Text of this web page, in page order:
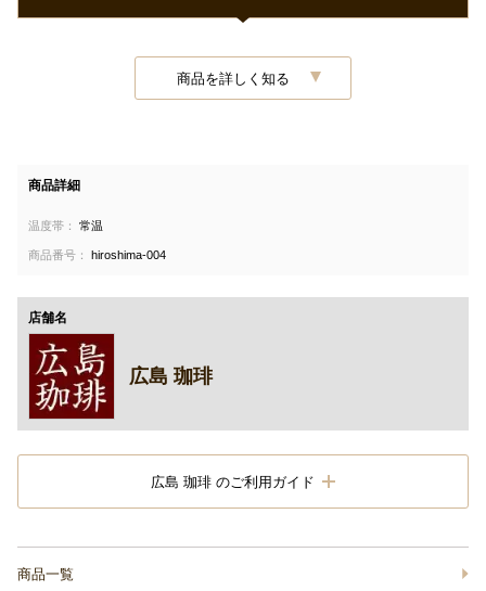
商品を詳しく知る
商品詳細
温度帯： 常温
商品番号： hiroshima-004
店舗名
広島 珈琲
広島 珈琲 のご利用ガイド
商品一覧